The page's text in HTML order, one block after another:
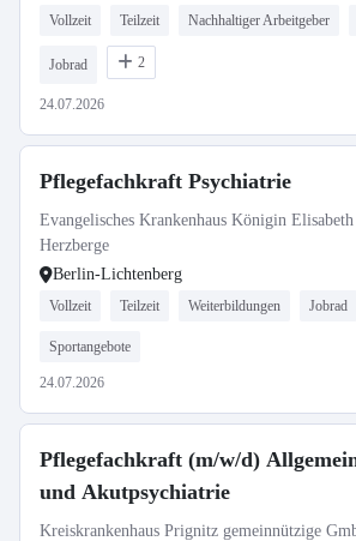
Vollzeit Teilzeit Nachhaltiger Arbeitgeber
Jobrad 2
24.07.2026
Pflegefachkraft Psychiatrie
Evangelisches Krankenhaus Königin Elisabeth
Herzberge
Berlin-Lichtenberg
Vollzeit Teilzeit Weiterbildungen Jobrad
Sportangebote
24.07.2026
Pflegefachkraft (m/w/d)
und Akutpsychiatrie
Kreiskrankenhaus Prignitz gemeinnützige